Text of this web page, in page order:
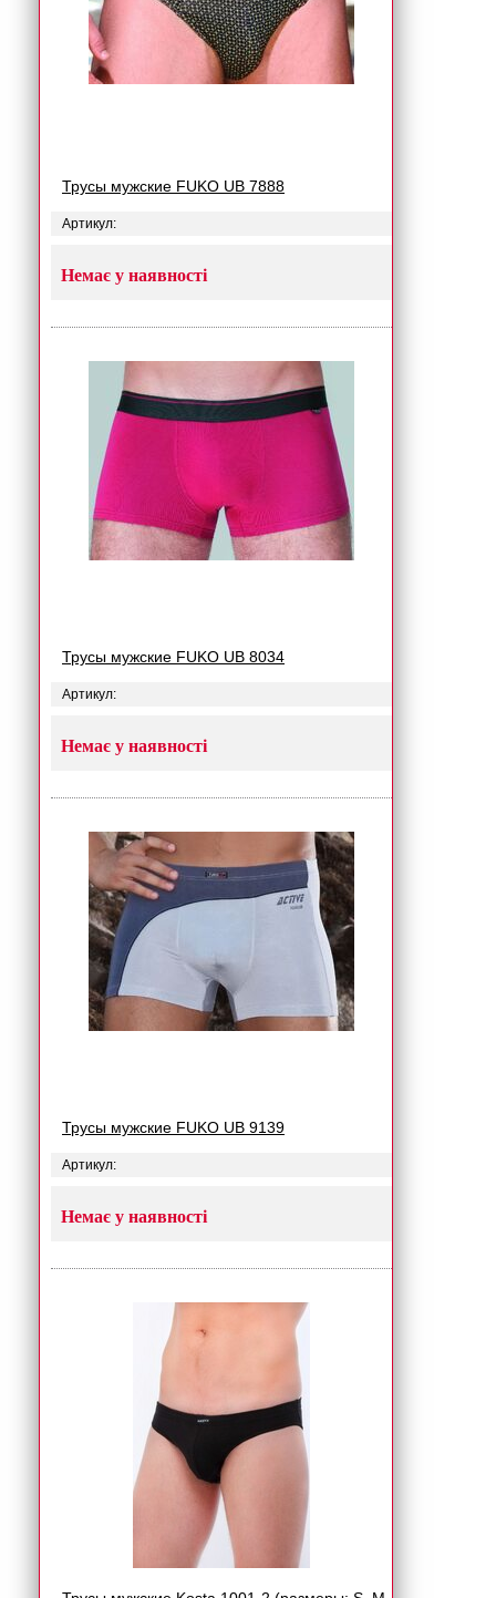
Трусы мужские FUKO UB 7888
Артикул:
Немає у наявності
Трусы мужские FUKO UB 8034
Артикул:
Немає у наявності
Трусы мужские FUKO UB 9139
Артикул:
Немає у наявності